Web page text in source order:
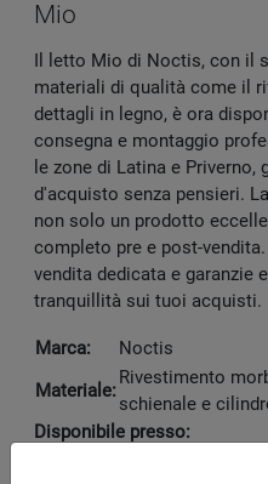
Mio
Il letto Mio di Noctis, con il
materiali di qualità come il
dettagli in legno, è ora
consegna e montaggio
le zone di Latina e Priverno,
d'acquisto senza pensieri.
non solo un prodotto
completo pre e post-
vendita dedicata e garanzie
tranquillità sui tuoi acquisti.
Marca:
Noctis
Materiale:
Rivestimento
schienale e
Disponibile presso: